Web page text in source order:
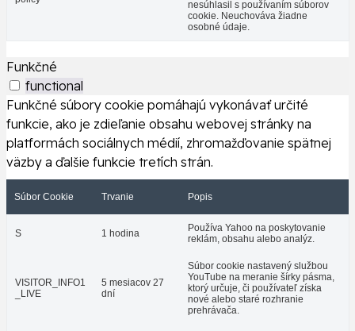
nesúhlasil s používaním súborov
cookie. Neuchováva žiadne
osobné údaje.
Funkčné
functional
Funkčné súbory cookie pomáhajú vykonávať určité
funkcie, ako je zdieľanie obsahu webovej stránky na
platformách sociálnych médií, zhromažďovanie spätnej
väzby a ďalšie funkcie tretích strán.
Súbor Cookie Trvanie Popis
S 1 hodina
Používa Yahoo na poskytovanie
reklám, obsahu alebo analýz.
VISITOR_INFO1
_LIVE
5 mesiacov 27
dní
Súbor cookie nastavený službou
YouTube na meranie šírky pásma,
ktorý určuje, či používateľ získa
nové alebo staré rozhranie
prehrávača.